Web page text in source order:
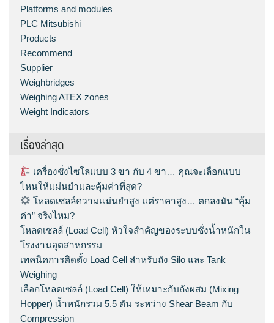
Platforms and modules
PLC Mitsubishi
Products
Recommend
Supplier
Weighbridges
Weighing ATEX zones
Weight Indicators
เรื่องล่าสุด
เครื่องชั่งไซโลแบบ 3 ขา กับ 4 ขา… คุณจะเลือกแบบ
ไหนให้แม่นยำและคุ้มค่าที่สุด?
โหลดเซลล์ความแม่นยำสูง แต่ราคาสูง… ตกลงมัน “คุ้ม
ค่า” จริงไหม?
โหลดเซลล์ (Load Cell) หัวใจสำคัญของระบบชั่งน้ำหนักใน
โรงงานอุตสาหกรรม
เทคนิคการติดตั้ง Load Cell สำหรับถัง Silo และ Tank
Weighing
เลือกโหลดเซลล์ (Load Cell) ให้เหมาะกับถังผสม (Mixing
Hopper) น้ำหนักรวม 5.5 ตัน ระหว่าง Shear Beam กับ
Compression